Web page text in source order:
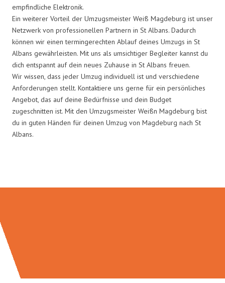
empfindliche Elektronik.
Ein weiterer Vorteil der Umzugsmeister Weiß Magdeburg ist unser
Netzwerk von professionellen Partnern in St Albans. Dadurch
können wir einen termingerechten Ablauf deines Umzugs in St
Albans gewährleisten. Mit uns als umsichtiger Begleiter kannst du
dich entspannt auf dein neues Zuhause in St Albans freuen.
Wir wissen, dass jeder Umzug individuell ist und verschiedene
Anforderungen stellt. Kontaktiere uns gerne für ein persönliches
Angebot, das auf deine Bedürfnisse und dein Budget
zugeschnitten ist. Mit den Umzugsmeister Weißn Magdeburg bist
du in guten Händen für deinen Umzug von Magdeburg nach St
Albans.